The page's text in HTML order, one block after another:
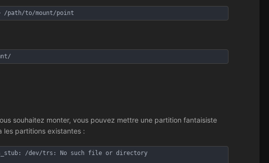
/path/to/mount/point
souhaitez monter, vous pouvez mettre une partition fantaisiste
les partitions existantes :
/dev/trs: No such file or directory